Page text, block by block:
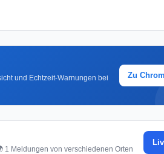
und Echtzeit-Warnungen bei
Zu
Meldungen von verschiedenen Orten